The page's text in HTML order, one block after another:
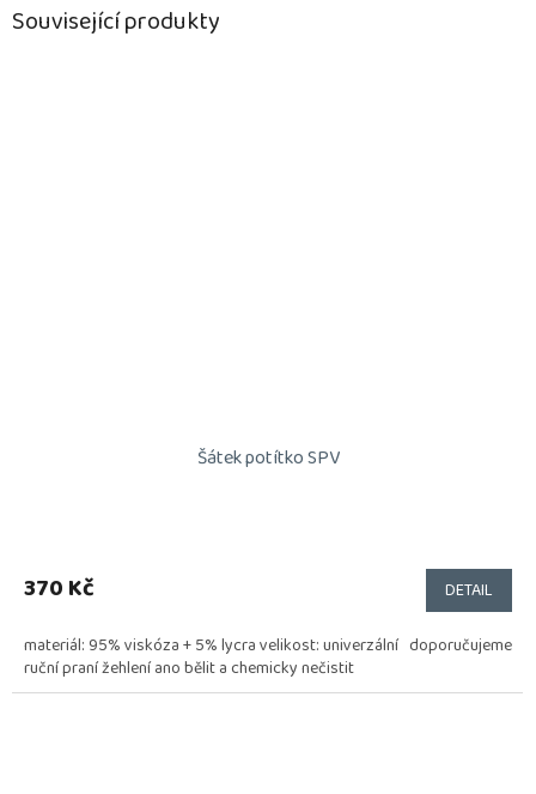
Související produkty
Šátek potítko SPV
370 Kč DETAIL
materiál: 95% viskóza + 5% lycra velikost: univerzální doporučujeme
ruční praní žehlení ano bělit a chemicky nečistit